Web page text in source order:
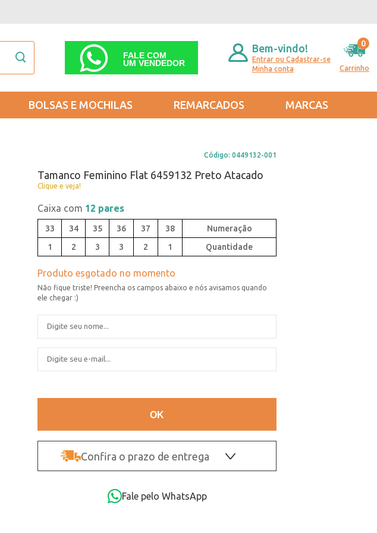
FALE COM
UM VENDEDOR
Bem-vindo!
Entrar ou Cadastrar-se
Minha conta
Carrinho
0
BOLSAS E MOCHILAS REMARCADOS MARCAS
Código: 0449132-001
Tamanco Feminino Flat 6459132 Preto Atacado
Clique e veja!
Caixa com 12 pares
33 34 35 36 37
38
1
2 3 3 2 1 Quantidade
Confira o prazo de entrega
Fale pelo WhatsApp